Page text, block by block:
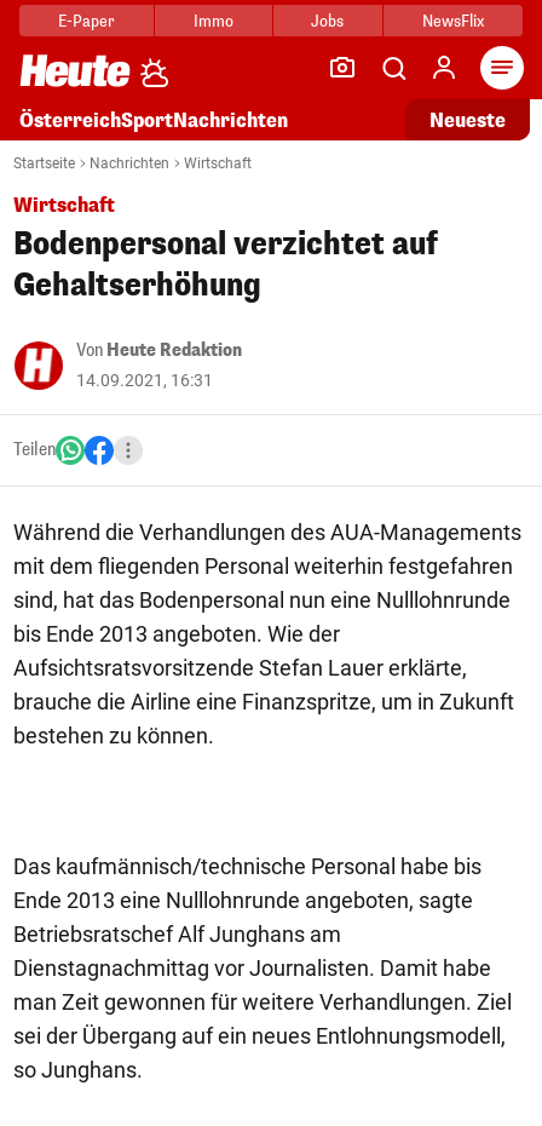
E-Paper Immo Jobs NewsFlix
ÖsterreichSportNachrichten Neueste
Startseite Nachrichten Wirtschaft
Wirtschaft
Bodenpersonal verzichtet auf
Gehaltserhöhung
Von Heute Redaktion
14.09.2021, 16:31
Teilen
Während die Verhandlungen des AUA-Managements
mit dem fliegenden Personal weiterhin festgefahren
sind, hat das Bodenpersonal nun eine Nulllohnrunde
bis Ende 2013 angeboten. Wie der
Aufsichtsratsvorsitzende Stefan Lauer erklärte,
brauche die Airline eine Finanzspritze, um in Zukunft
bestehen zu können.
Das kaufmännisch/technische Personal habe bis
Ende 2013 eine Nulllohnrunde angeboten, sagte
Betriebsratschef Alf Junghans am
Dienstagnachmittag vor Journalisten. Damit habe
man Zeit gewonnen für weitere Verhandlungen. Ziel
sei der Übergang auf ein neues Entlohnungsmodell,
so Junghans.